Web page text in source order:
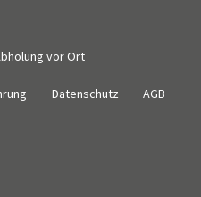
vor Ort
Datenschutz AGB